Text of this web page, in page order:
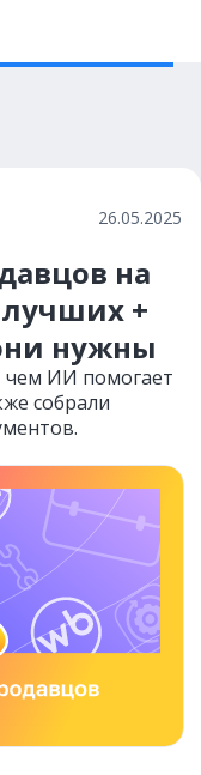
26.05.2025
на
+
нужны
чем ИИ помогает
собрали